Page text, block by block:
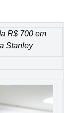
R$ 700 em
Stanley